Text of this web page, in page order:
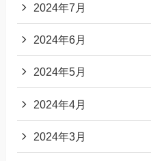
2024年7月
2024年6月
2024年5月
2024年4月
2024年3月